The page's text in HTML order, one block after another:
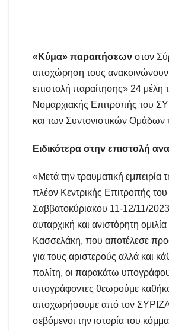
«Κύμα» παραιτήσεων στον
αποχώρηση τους ανακοινώνουν
επιστολή παραίτησης» 24 μέλη
Νομαρχιακής Επιτροπής του
και των Συντονιστικών Ομάδων
Ειδικότερα στην επιστολή
«Μετά την τραυματική εμπειρία
πλέον Κεντρικής Επιτροπής
Σαββατοκύριακου 11-12/11/
αυταρχική και ανιστόρητη
Κασσελάκη, που αποτέλεσε
για τους αριστερούς αλλά και
πολίτη, οι παρακάτω
υπογράφοντες θεωρούμε
αποχωρήσουμε από τον
σεβόμενοι την ιστορία του